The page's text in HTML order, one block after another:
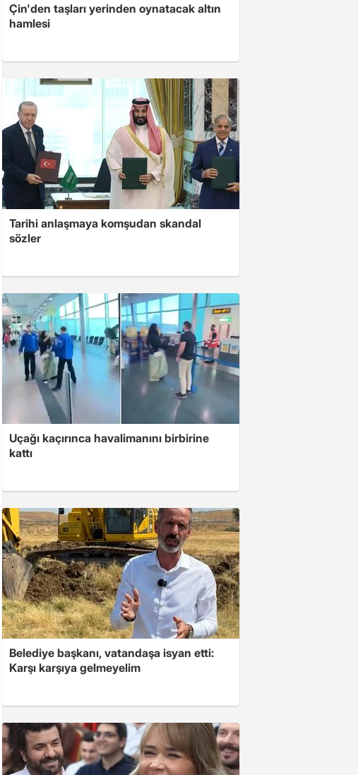
Çin'den taşları yerinden oynatacak altın
hamlesi
Tarihi anlaşmaya komşudan skandal
sözler
Uçağı kaçırınca havalimanını birbirine
kattı
Belediye başkanı, vatandaşa isyan etti:
Karşı karşıya gelmeyelim